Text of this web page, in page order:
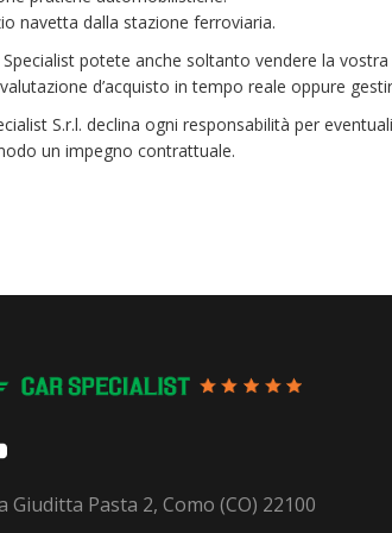
navetta dalla stazione ferroviaria.
Specialist potete anche soltanto vendere la
d’acquisto in tempo reale oppure
S.r.l. declina ogni responsabilità per
un impegno contrattuale.
Giuditta Pasta 2, Como (CO) 22100